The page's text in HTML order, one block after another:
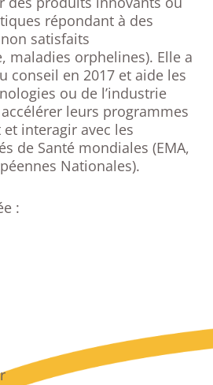
répondant à des
satisfaits
maladies orphelines). Elle a
conseil en 2017 et aide les
ou de l’industrie
leurs programmes
interagir avec les
de Santé mondiales (EMA,
Nationales).
: